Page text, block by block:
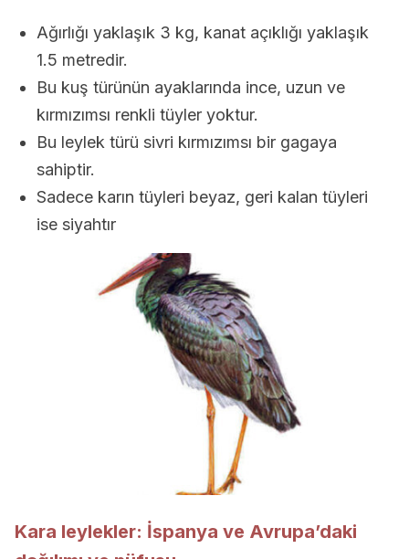
Ağırlığı yaklaşık 3 kg, kanat açıklığı yaklaşık
1.5 metredir.
Bu kuş türünün ayaklarında ince, uzun ve
kırmızımsı renkli tüyler yoktur.
Bu leylek türü sivri kırmızımsı bir gagaya
sahiptir.
Sadece karın tüyleri beyaz, geri kalan tüyleri
ise siyahtır
Kara leylekler: İspanya ve Avrupa’daki